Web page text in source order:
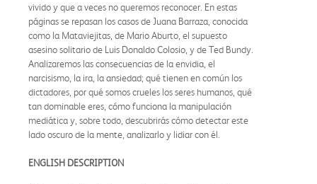
vivido y que a veces no queremos reconocer. En estas
páginas se repasan los casos de Juana Barraza, conocida
como la Mataviejitas, de Mario Aburto, el supuesto
asesino solitario de Luis Donaldo Colosio, y de Ted Bundy.
Analizaremos las consecuencias de la envidia, el
narcisismo, la ira, la ansiedad; qué tienen en común los
dictadores, por qué somos crueles los seres humanos, qué
tan dominable eres, cómo funciona la manipulación
mediática y, sobre todo, descubrirás cómo detectar este
lado oscuro de la mente, analizarlo y lidiar con él.
ENGLISH DESCRIPTION